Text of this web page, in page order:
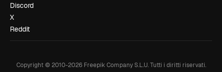
Discord
X
Reddit
Copyright © 2010-2026Freepik Company S.L.U. Tutti i diritti riservati.